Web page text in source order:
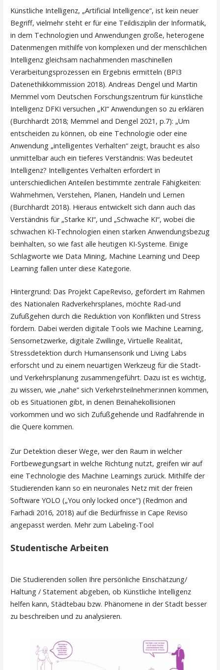
Künstliche Intelligenz, „Artificial Intelligence“, ist kein neuer
Begriff, vielmehr steht er für eine Teildisziplin der Informatik,
in dem Technologien und Anwendungen große, heterogene
Datenmengen mithilfe von komplexen und der menschlichen
Intelligenz gleichsam nachahmenden maschinellen
Verarbeitungsprozessen ein Ergebnis ermitteln (BPI3
Datenethikkommission 2018). Andreas Dengel und Martin
Memmel vom Deutschen Forschungszentrum für künstliche
Intelligenz DFKI versuchen „KI“ Anwendungen so zu erklären
(Burchhardt 2018; Memmel and Dengel 2021, p.7): „Um
entscheiden zu können, ob eine Technologie oder eine
Anwendung „intelligentes Verhalten“ zeigt, braucht es also
unmittelbar auch ein tieferes Verständnis: Was bedeutet
Intelligenz? Intelligentes Verhalten erfordert in
unterschiedlichen Anteilen bestimmte zentrale Fähigkeiten:
Wahrnehmen, Verstehen, Planen, Handeln und Lernen
(Burchhardt 2018). Hieraus entwickelt sich dann auch das
Verständnis für „Starke KI“, und „Schwache KI“, wobei die
schwachen KI-Technologien einen starken Anwendungsbezug
beinhalten, so wie fast alle heutigen KI-Systeme. Einige
Schlagworte wie Data Mining, Machine Learning und Deep
Learning fallen unter diese Kategorie.
Hintergrund: Das Projekt CapeReviso, gefördert im Rahmen
des Nationalen Radverkehrsplanes, möchte Rad-und
Zufußgehen durch die Reduktion von Konflikten und Stress
fördern. Dabei werden digitale Tools wie Machine Learning,
Sensornetzwerke, digitale Zwillinge, Virtuelle Realität,
Stressdetektion durch Humansensorik und Living Labs
erforscht und zu einem neuartigen Werkzeug für die Stadt-
und Verkehrsplanung zusammengeführt. Dazu ist es wichtig,
zu wissen, wie „nahe“ sich Verkehrsteilnehmer:innen kommen,
ob es Situationen gibt, in denen Beinahekollisionen
vorkommen und wo sich Zufußgehende und Radfahrende in
die Quere kommen.
Zur Detektion dieser Wege, wer den Raum in welcher
Fortbewegungsart in welche Richtung nutzt, greifen wir auf
eine Technologie des Machine Learnings zurück. Mithilfe der
Studierenden kann so ein neuronales Netz mit der freien
Software YOLO („You only locked once“) (Redmon and
Farhadi 2016, 2018) auf die Bedürfnisse in Cape Reviso
angepasst werden. Mehr zum Labeling-Tool
Studentische Arbeiten
Die Studierenden sollen Ihre persönliche Einschätzung/
Haltung / Statement abgeben, ob Künstliche Intelligenz
helfen kann, Städtebau bzw. Phänomene in der Stadt besser
zu beschreiben und zu analysieren.